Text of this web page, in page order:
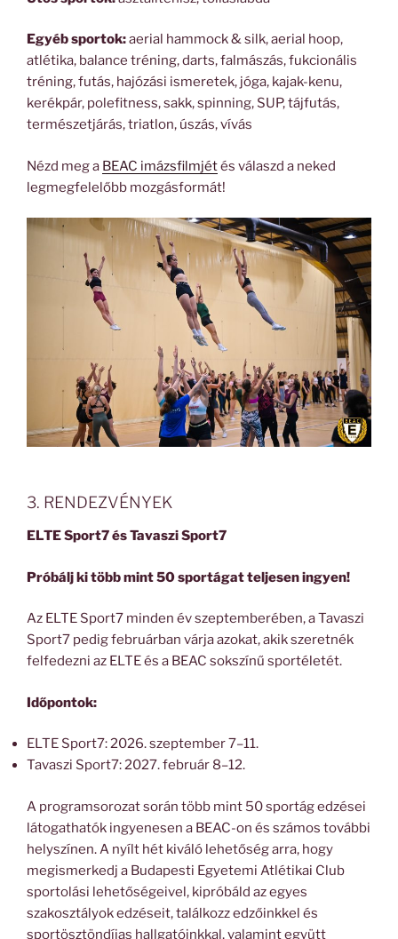
Egyéb sportok:aerial hammock & silk, aerial hoop,
atlétika, balance tréning, darts, falmászás, fukcionális
tréning, futás, hajózási ismeretek, jóga, kajak-kenu,
kerékpár, polefitness, sakk, spinning, SUP, tájfutás,
természetjárás, triatlon, úszás, vívás
Nézd meg a BEAC imázsfilmjétés válaszd a neked
legmegfelelőbb mozgásformát!
3. RENDEZVÉNYEK
ELTE Sport7 és Tavaszi Sport7
Próbálj ki több mint 50 sportágat teljesen ingyen!
Az ELTE Sport7 minden év szeptemberében, a Tavaszi
Sport7 pedig februárban várja azokat, akik szeretnék
felfedezni az ELTE és a BEAC sokszínű sportéletét.
Időpontok:
ELTE Sport7: 2026. szeptember 7–11.
Tavaszi Sport7: 2027. február 8–12.
A programsorozat során több mint 50 sportág edzései
látogathatók ingyenesen a BEAC-on és számos további
helyszínen. A nyílt hét kiváló lehetőség arra, hogy
megismerkedj a Budapesti Egyetemi Atlétikai Club
sportolási lehetőségeivel, kipróbáld az egyes
szakosztályok edzéseit, találkozz edzőinkkel és
sportösztöndíjas hallgatóinkkal, valamint együtt